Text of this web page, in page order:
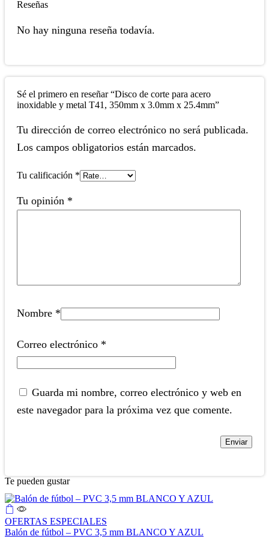
Reseñas
No hay ninguna reseña todavía.
Sé el primero en reseñar “Disco de corte para acero
inoxidable y metal T41, 350mm x 3.0mm x 25.4mm”
Tu dirección de correo electrónico no será publicada.
Los campos obligatorios están marcados.
Tu calificación *
Tu opinión *
Nombre *
Correo electrónico *
Guarda mi nombre, correo electrónico y web en
este navegador para la próxima vez que comente.
Te pueden gustar
OFERTAS ESPECIALES
Balón de fútbol – PVC 3,5 mm BLANCO Y AZUL